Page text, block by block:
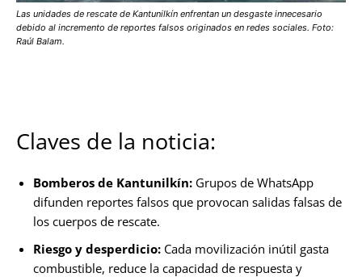
Las unidades de rescate de Kantunilkín enfrentan un desgaste innecesario
debido al incremento de reportes falsos originados en redes sociales. Foto:
Raúl Balam.
Claves de la noticia:
Bomberos de Kantunilkín: Grupos de WhatsApp
difunden reportes falsos que provocan salidas falsas de
los cuerpos de rescate.
Riesgo y desperdicio: Cada movilización inútil gasta
combustible, reduce la capacidad de respuesta y